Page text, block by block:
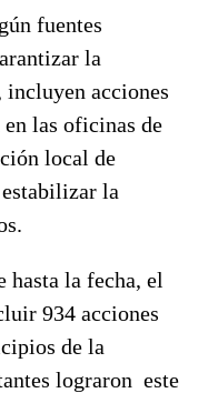
fuentes
la
incluyen acciones
las oficinas de
local de
la
hasta la fecha, el
934 acciones
de la
lograron este